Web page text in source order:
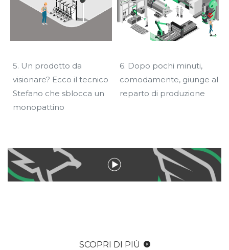
5. Un prodotto da
visionare? Ecco il tecnico
Stefano che sblocca un
monopattino
6. Dopo pochi minuti,
comodamente, giunge al
reparto di produzione
SCOPRI DI PIÙ